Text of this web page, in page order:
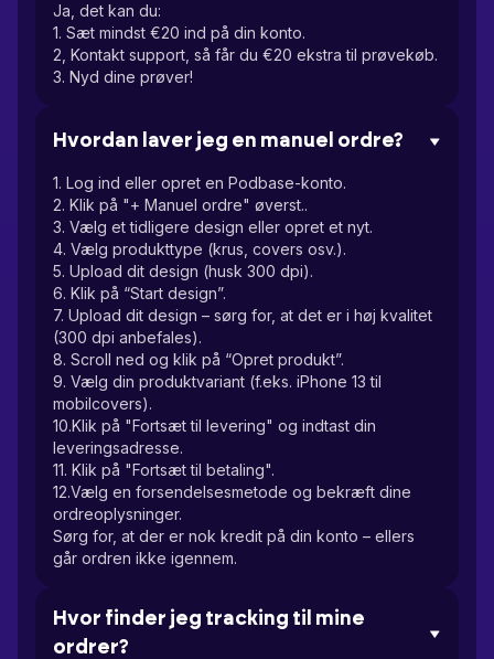
Ja, det kan du:
1. Sæt mindst €20 ind på din konto.
2, Kontakt support, så får du €20 ekstra til prøvekøb.
3. Nyd dine prøver!
Hvordan laver jeg en manuel ordre?
1. Log ind eller opret en Podbase-konto.
2. Klik på "+ Manuel ordre" øverst..
3. Vælg et tidligere design eller opret et nyt.
4. Vælg produkttype (krus, covers osv.).
5. Upload dit design (husk 300 dpi).
6. Klik på “Start design”.
7. Upload dit design – sørg for, at det er i høj kvalitet
(300 dpi anbefales).
8. Scroll ned og klik på “Opret produkt”.
9. Vælg din produktvariant (f.eks. iPhone 13 til
mobilcovers).
10.Klik på "Fortsæt til levering" og indtast din
leveringsadresse.
11. Klik på "Fortsæt til betaling".
12.Vælg en forsendelsesmetode og bekræft dine
ordreoplysninger.
Sørg for, at der er nok kredit på din konto – ellers
går ordren ikke igennem.
Hvor finder jeg tracking til mine
ordrer?